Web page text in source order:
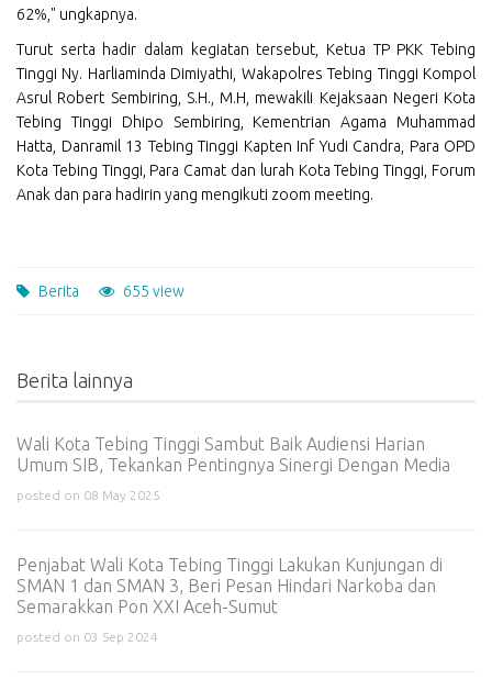
62%," ungkapnya.
Turut serta hadir dalam kegiatan tersebut, Ketua TP PKK Tebing
Tinggi Ny. Harliaminda Dimiyathi, Wakapolres Tebing Tinggi Kompol
Asrul Robert Sembiring, S.H., M.H, mewakili Kejaksaan Negeri Kota
Tebing Tinggi Dhipo Sembiring, Kementrian Agama Muhammad
Hatta, Danramil 13 Tebing Tinggi Kapten Inf Yudi Candra, Para OPD
Kota Tebing Tinggi, Para Camat dan lurah Kota Tebing Tinggi, Forum
Anak dan para hadirin yang mengikuti zoom meeting.
Berita 655 view
Berita lainnya
Wali Kota Tebing Tinggi Sambut Baik Audiensi Harian
Umum SIB, Tekankan Pentingnya Sinergi Dengan Media
posted on 08 May 2025
Penjabat Wali Kota Tebing Tinggi Lakukan Kunjungan di
SMAN 1 dan SMAN 3, Beri Pesan Hindari Narkoba dan
Semarakkan Pon XXI Aceh-Sumut
posted on 03 Sep 2024